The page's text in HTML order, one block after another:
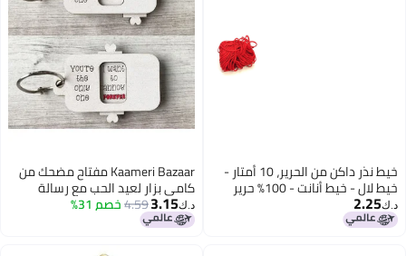
خيط نذر داكن من الحرير، 10 أمتار -
خيط لال - خيط أنانت - 100% حرير
مولتادو ناجر سوركشا للأولاد والبنات
وغير محدد الجنس (حرير أحمر، عبوة
د.ك‏2.25
Kaameri Bazaar مفتاح مضحك من
كامي بزار لعيد الحب مع رسالة
هدية لصديقة أو صديق أو بنات أو
أولاد أو زوج أو زوجة حب ثنائي (عبوة
د.ك‏3.15
4.59خصم 31%